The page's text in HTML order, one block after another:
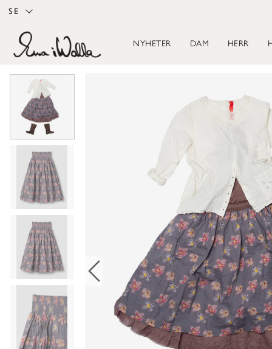
SE
NYHETER DAM HERR